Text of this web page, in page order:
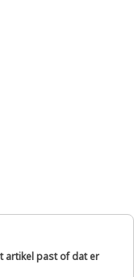
artikel past of dat er